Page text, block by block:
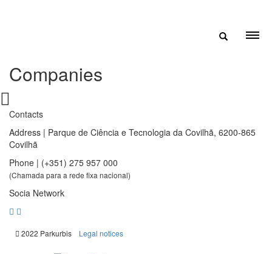
Companies
Contacts
Address | Parque de Ciência e Tecnologia da Covilhã, 6200-865
Covilhã
Phone | (+351) 275 957 000
(Chamada para a rede fixa nacional)
Socia Network
2022 Parkurbis Legal notices